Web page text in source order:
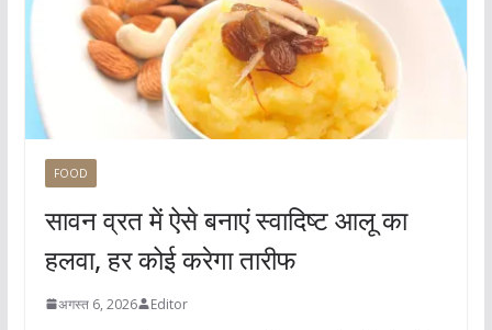
FOOD
सावन व्रत में ऐसे बनाएं स्वादिष्ट आलू का
हलवा, हर कोई करेगा तारीफ
अगस्त 6, 2026 Editor